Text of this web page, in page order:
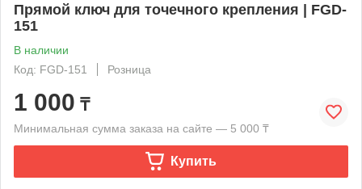
Прямой ключ для точечного крепления | FGD-
151
В наличии
Код: FGD-151
Розница
1 000 ₸
Минимальная сумма заказа на сайте — 5 000 ₸
Купить